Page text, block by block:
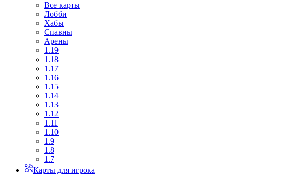
Все карты
Лобби
Хабы
Спавны
Арены
1.19
1.18
1.17
1.16
1.15
1.14
1.13
1.12
1.11
1.10
1.9
1.8
1.7
Карты для игрока